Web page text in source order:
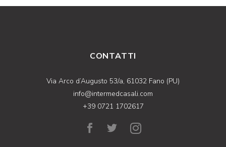
CONTATTI
Via Arco d’Augusto 53/a, 61032 Fano (PU)
info@intermedcasali.com
+39 0721 1702617